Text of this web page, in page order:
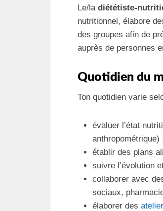
Le/la
nutritionnel, élabore
des groupes afin de
auprès de personnes
Quotidien du
Ton quotidien varie
évaluer l’état
anthropométrique)
établir des plans
suivre l’évolution
collaborer avec
sociaux,
élaborer des